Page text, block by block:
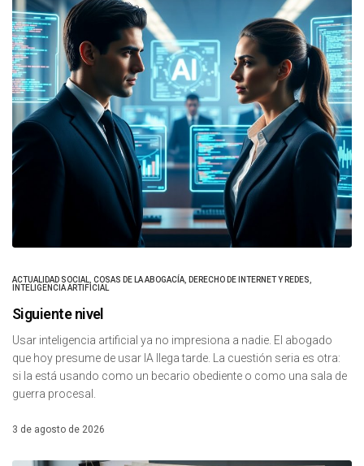
ACTUALIDAD SOCIAL COSAS DE LA ABOGACÍA DERECHO DE INTERNET Y REDES
INTELIGENCIA ARTIFICIAL
Siguiente nivel
Usar inteligencia artificial ya no impresiona a nadie. El abogado
que hoy presume de usar IA llega tarde. La cuestión seria es otra:
si la está usando como un becario obediente o como una sala de
guerra procesal.
3 de agosto de 2026